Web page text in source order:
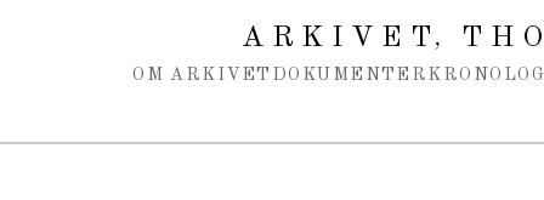
ARKIVET,
OM ARKIVET DOKUMENTER